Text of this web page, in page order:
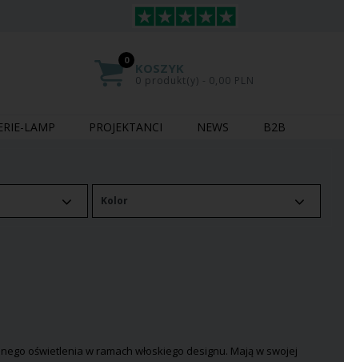
0
KOSZYK
0 produkt(y) - 0,00 PLN
LAMP PROJEKTANCI NEWS B2B
Kolor
oświetlenia w ramach włoskiego designu. Mają w swojej